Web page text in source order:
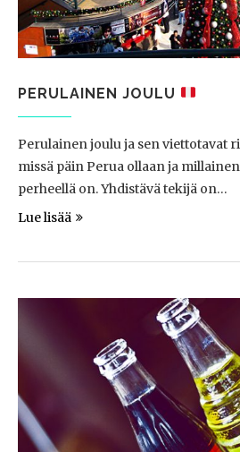
PERULAINEN JOULU
Perulainen joulu ja sen viettotavat
missä päin Perua ollaan ja
perheellä on. Yhdistävä tekijä on…
Lue lisää